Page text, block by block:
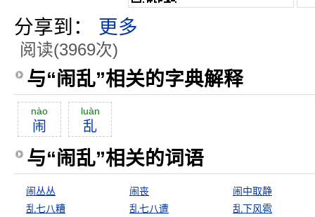
分享到： 更多
阅读(3969次)
与“闹乱”相关的字典解释
nào
闹
luàn
乱
与“闹乱”相关的词语
闹丛丛 闹丧
闹中取静
乱七八糟
乱七八遭 乱下风雹